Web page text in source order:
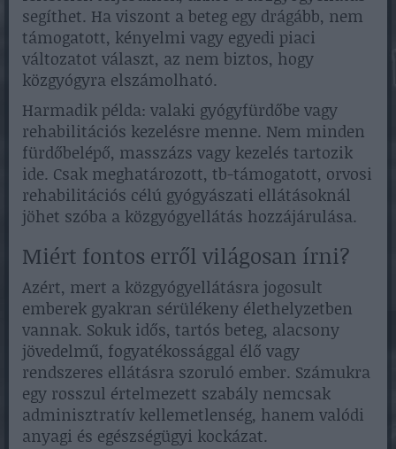
segíthet. Ha viszont a beteg egy drágább, nem
támogatott, kényelmi vagy egyedi piaci
változatot választ, az nem biztos, hogy
közgyógyra elszámolható.
Harmadik példa: valaki gyógyfürdőbe vagy
rehabilitációs kezelésre menne. Nem minden
fürdőbelépő, masszázs vagy kezelés tartozik
ide. Csak meghatározott, tb-támogatott, orvosi
rehabilitációs célú gyógyászati ellátásoknál
jöhet szóba a közgyógyellátás hozzájárulása.
Miért fontos erről világosan írni?
Azért, mert a közgyógyellátásra jogosult
emberek gyakran sérülékeny élethelyzetben
vannak. Sokuk idős, tartós beteg, alacsony
jövedelmű, fogyatékossággal élő vagy
rendszeres ellátásra szoruló ember. Számukra
egy rosszul értelmezett szabály nemcsak
adminisztratív kellemetlenség, hanem valódi
anyagi és egészségügyi kockázat.